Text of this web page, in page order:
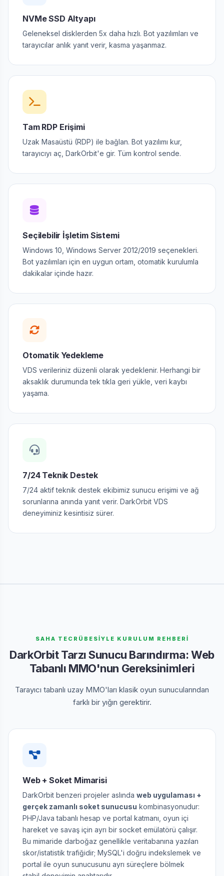
NVMe SSD Altyapı
Geleneksel disklerden 5x daha hızlı. Bot yazılımları ve
tarayıcılar anlık yanıt verir, kasma yaşanmaz.
Tam RDP Erişimi
Uzak Masaüstü (RDP) ile bağlan. Bot yazılımı kur,
tarayıcıyı aç, DarkOrbit'e gir. Tüm kontrol sende.
Seçilebilir İşletim Sistemi
Windows 10, Windows Server 2012/2019 seçenekleri.
Bot yazılımları için en uygun ortam, otomatik kurulumla
dakikalar içinde hazır.
Otomatik Yedekleme
VDS verileriniz düzenli olarak yedeklenir. Herhangi bir
aksaklık durumunda tek tıkla geri yükle, veri kaybı
yaşama.
7/24 Teknik Destek
7/24 aktif teknik destek ekibimiz sunucu erişimi ve ağ
sorunlarına anında yanıt verir. DarkOrbit VDS
deneyiminiz kesintisiz sürer.
SAHA TECRÜBESİYLE KURULUM REHBERİ
DarkOrbit Tarzı Sunucu Barındırma: Web
Tabanlı MMO'nun Gereksinimleri
Tarayıcı tabanlı uzay MMO'ları klasik oyun sunucularından
farklı bir yığın gerektirir.
Web + Soket Mimarisi
DarkOrbit benzeri projeler aslında web uygulaması +
gerçek zamanlı soket sunucusu kombinasyonudur:
PHP/Java tabanlı hesap ve portal katmanı, oyun içi
hareket ve savaş için ayrı bir socket emülatörü çalışır.
Bu mimaride darboğaz genellikle veritabanına yazılan
skor/istatistik trafiğidir; MySQL'i doğru indekslemek ve
portal ile oyun sunucusunu ayrı süreçlere bölmek